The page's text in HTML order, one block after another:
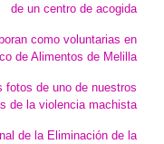
de un centro de acogida
como voluntarias en
de Alimentos de Melilla
fotos de uno de nuestros
de la violencia machista
de la Eliminación de la